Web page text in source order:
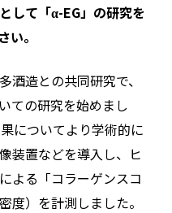
て「α-EG」の研究を
。
酒造との共同研究で、
ての研究を始めまし
についてより学術的に
装置などを導入し、ヒ
よる「コラーゲンスコ
度）を計測しました。